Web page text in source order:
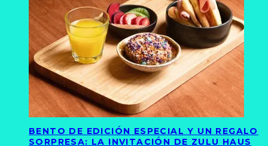
BENTO DE EDICIÓN ESPECIAL Y UN REGALO
SORPRESA: LA INVITACIÓN DE ZULU HAUS